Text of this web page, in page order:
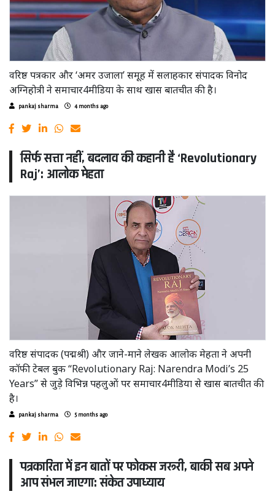
वरिष्ठ पत्रकार और ‘अमर उजाला’ समूह में सलाहकार संपादक विनोद
अग्निहोत्री ने समाचार4मीडिया के साथ खास बातचीत की है।
pankaj sharma 4 months ago
सिर्फ सत्ता नहीं, बदलाव की कहानी है ‘Revolutionary
Raj’: आलोक मेहता
वरिष्ठ संपादक (पद्मश्री) और जाने-माने लेखक आलोक मेहता ने अपनी
कॉफी टेबल बुक “Revolutionary Raj: Narendra Modi’s 25
Years” से जुड़े विभिन्न पहलुओं पर समाचार4मीडिया से खास बातचीत की
है।
pankaj sharma 5 months ago
पत्रकारिता में इन बातों पर फोकस जरूरी, बाकी सब अपने
आप संभल जाएगा: संकेत उपाध्याय